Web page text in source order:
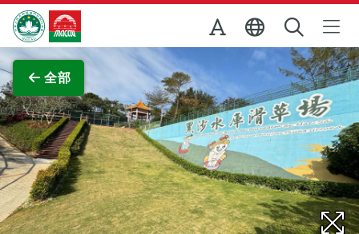
跳至主内容
澳門特別行政區政府旅遊局
全部
查看原圖